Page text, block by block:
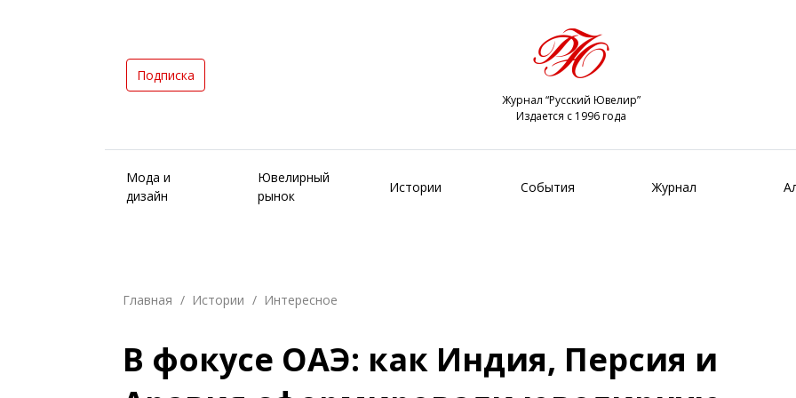
Подписка
Журнал “Русский Ювелир”
Издается с 1996 года
Мода и
дизайн
Ювелирный
рынок
Истории События Журнал
Главная Истории Интересное
В фокусе ОАЭ: как Индия, Персия и